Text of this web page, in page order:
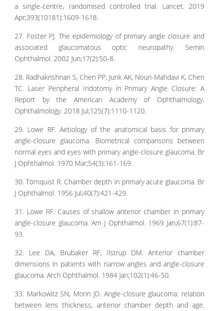
a single-centre, randomised controlled trial. Lancet. 2019
Apr;393(10181):1609-1618.
27. Foster PJ. The epidemiology of primary angle closure and
associated glaucomatous optic neuropathy. Semin
Ophthalmol. 2002 Jun;17(2):50-8.
28. Radhakrishnan S, Chen PP, Junk AK, Nouri-Mahdavi K, Chen
TC. Laser Peripheral Iridotomy in Primary Angle Closure: A
Report by the American Academy of Ophthalmology.
Ophthalmology. 2018 Jul;125(7):1110-1120.
29. Lowe RF. Aetiology of the anatomical basis for primary
angle-closure glaucoma. Biometrical comparisons between
normal eyes and eyes with primary angle-closure glaucoma. Br
J Ophthalmol. 1970 Mar;54(3):161-169.
30. Törnquist R. Chamber depth in primary acute glaucoma. Br
J Ophthalmol. 1956 Jul;40(7):421-429.
31. Lowe RF. Causes of shallow anterior chamber in primary
angle-closure glaucoma. Am J Ophthalmol. 1969 Jan;67(1):87-
93.
32. Lee DA, Brubaker RF, Ilstrup DM. Anterior chamber
dimensions in patients with narrow angles and angle-closure
glaucoma. Arch Ophthalmol. 1984 Jan;102(1):46-50.
33. Markowitz SN, Morin JD. Angle-closure glaucoma: relation
between lens thickness, anterior chamber depth and age.